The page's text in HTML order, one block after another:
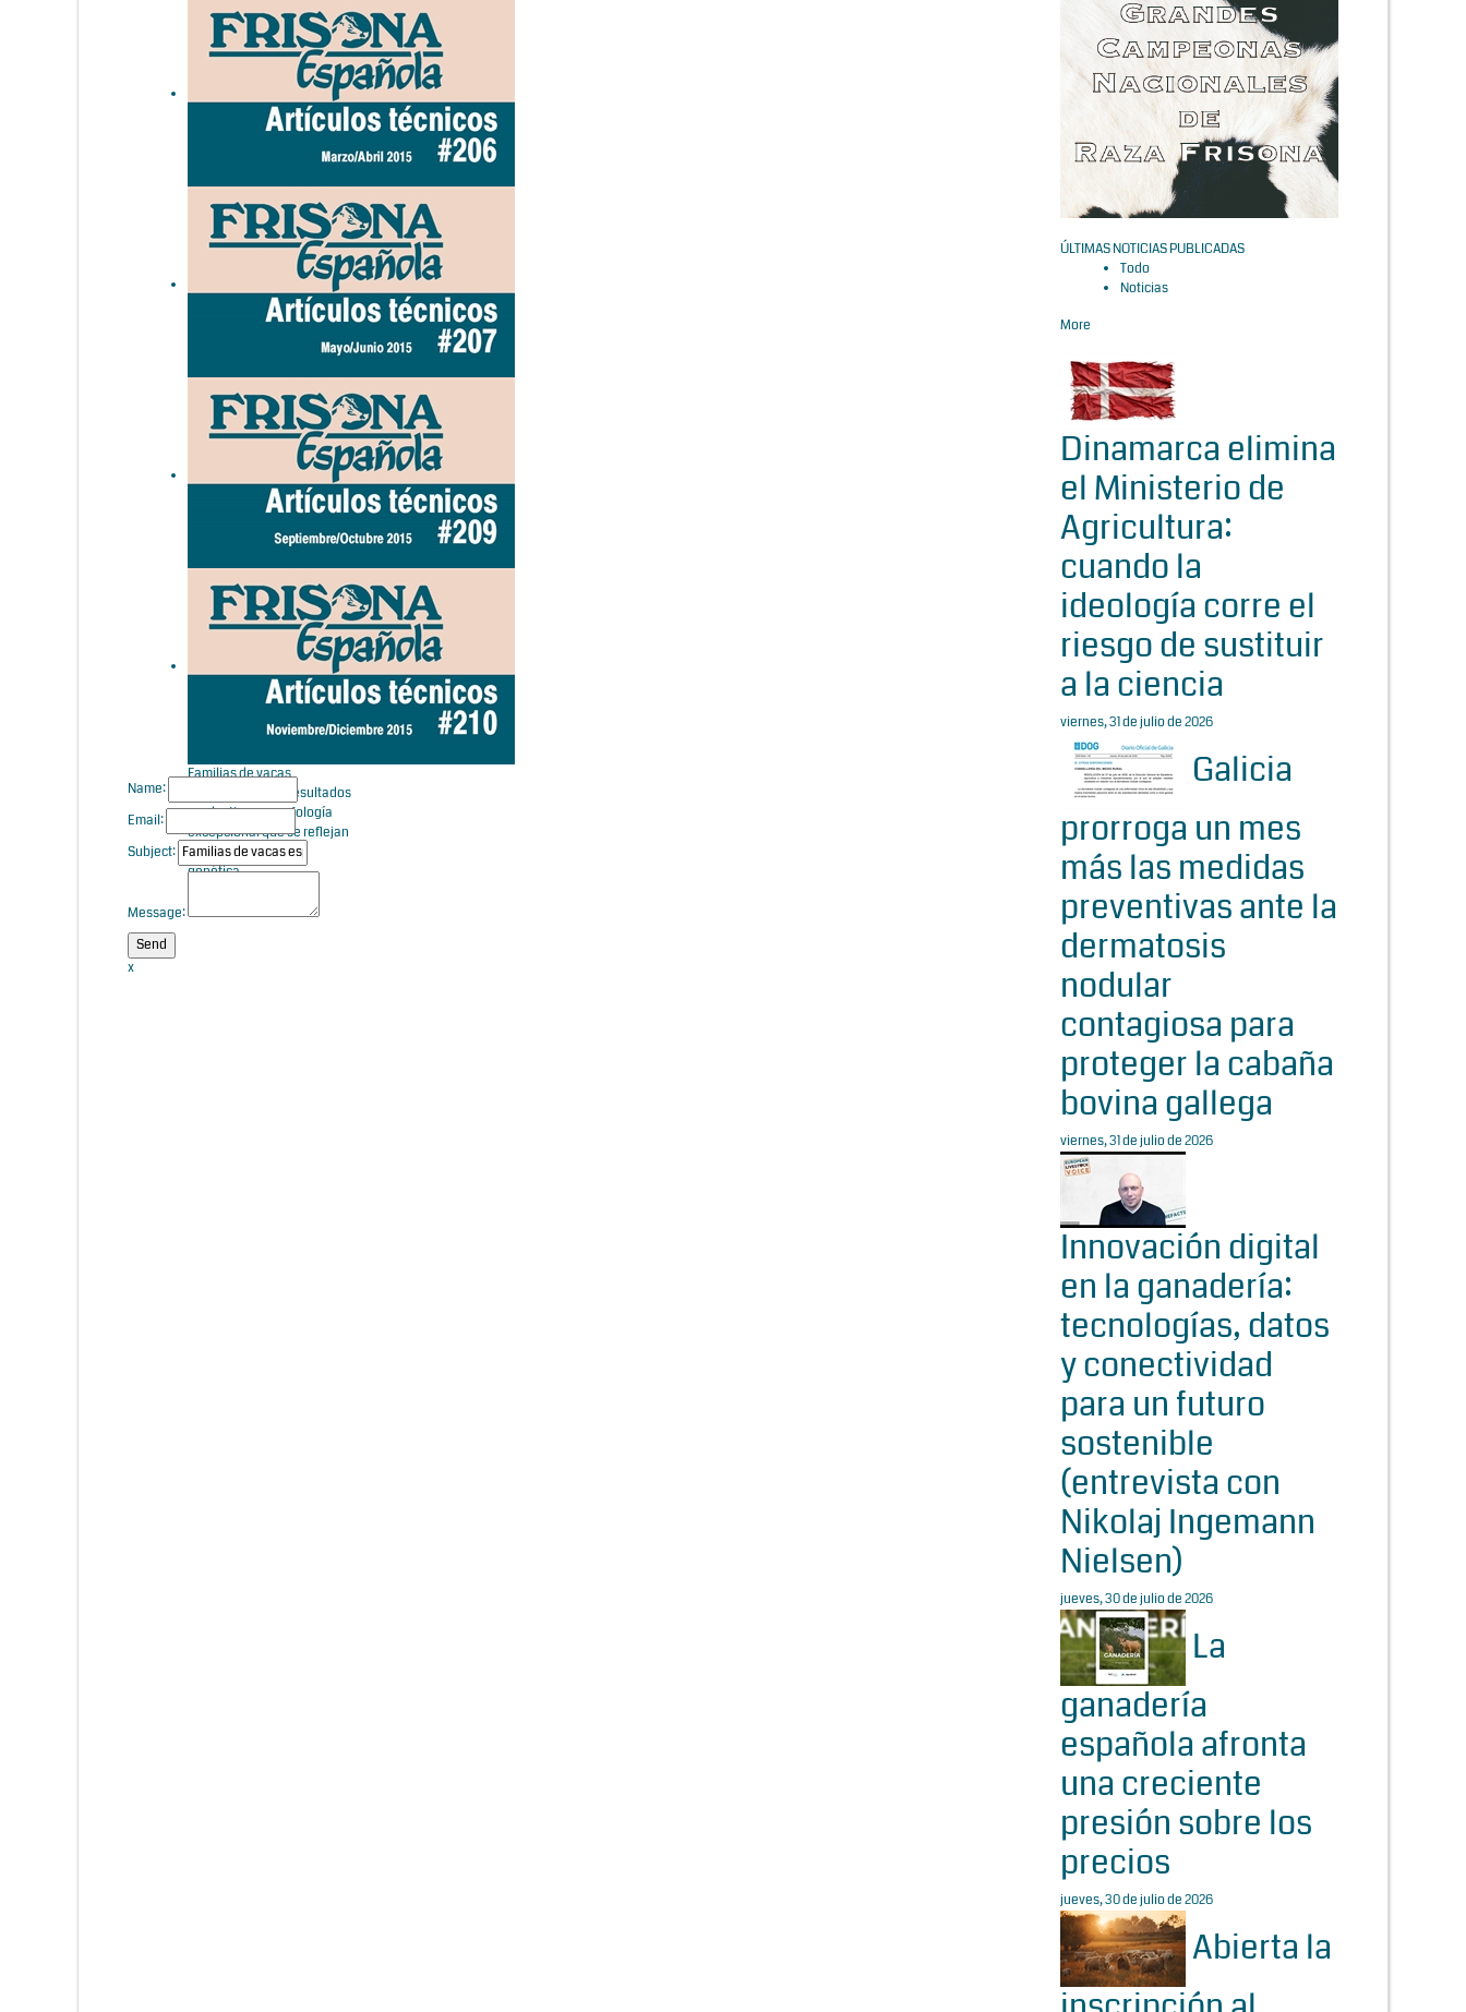
Familias de vacas
españolas: Sijke
Familias de vacas
españolas: Cooperati Bolton
4933
Familias de vacas
españolas: Curuxa
Familias de vacas
españolas: Biffy, la familia
de las mejores terneras
Familias de vacas
españolas: Gala, resultados
productivos y morfología
excepcional que se reflejan
en las evaluaciones
genética
Name:
Email:
Subject:
Message:
x
ÚLTIMAS NOTICIAS PUBLICADAS
Todo
Noticias
More
Dinamarca elimina
el Ministerio de
Agricultura:
cuando la
ideología corre el
riesgo de sustituir
a la ciencia
viernes, 31 de julio de 2026
Galicia
prorroga un mes
más las medidas
preventivas ante la
dermatosis
nodular
contagiosa para
proteger la cabaña
bovina gallega
viernes, 31 de julio de 2026
Innovación digital
en la ganadería:
tecnologías, datos
y conectividad
para un futuro
sostenible
(entrevista con
Nikolaj Ingemann
Nielsen)
jueves, 30 de julio de 2026
La
ganadería
española afronta
una creciente
presión sobre los
precios
jueves, 30 de julio de 2026
Abierta la